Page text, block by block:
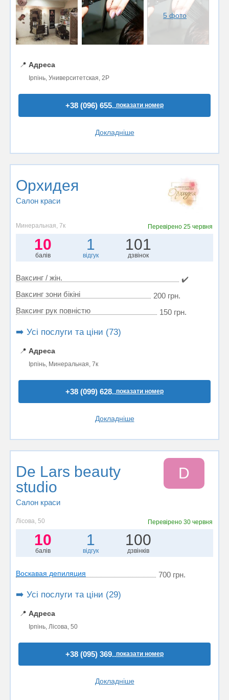
5 фото
📍 Адреса
Ірпінь, Университетская, 2Р
+38 (096) 655..показати номер
Докладніше
Орхидея
Салон краси
Минеральная, 7к Перевірено25 червня
10
балів
1
відгук
101
дзвінок
Ваксинг / жін.
✔️
Ваксинг зони бікіні
200 грн.
Ваксинг рук повністю
150 грн.
➡️ Усі послуги та ціни (73)
📍 Адреса
Ірпінь, Минеральная, 7к
+38 (099) 628..показати номер
Докладніше
De Lars beauty
studio
Салон краси
D
Лісова, 50 Перевірено30 червня
10
балів
1
відгук
100
дзвінків
Воскавая депиляция 700 грн.
➡️ Усі послуги та ціни (29)
📍 Адреса
Ірпінь, Лісова, 50
+38 (095) 369..показати номер
Докладніше